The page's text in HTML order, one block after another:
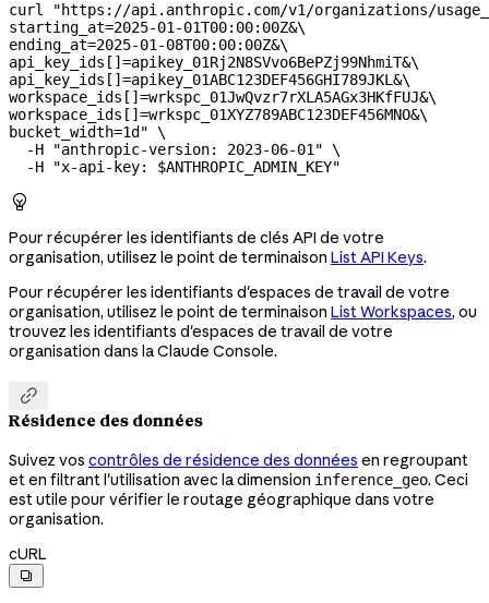
curl
"https://api.anthropic.com/v1/organizations/
starting_at=2025-01-01T00:00:00Z&\
ending_at=2025-01-08T00:00:00Z&\
api_key_ids[]=apikey_01Rj2N8SVvo6BePZj99NhmiT&\
api_key_ids[]=apikey_01ABC123DEF456GHI789JKL&\
workspace_ids[]=wrkspc_01JwQvzr7rXLA5AGx3HKfFUJ&\
workspace_ids[]=wrkspc_01XYZ789ABC123DEF456MNO&\
bucket_width=1d" \
  -H
"anthropic-version: 2023-06-01" \
  -H
"x-api-key: $ANTHROPIC_ADMIN_KEY"

Pour récupérer les identifiants de clés API de votre
organisation, utilisez le point de terminaison List API Keys.
Pour récupérer les identifiants d'espaces de travail de votre
organisation, utilisez le point de terminaison List Workspaces, ou
trouvez les identifiants d'espaces de travail de votre
organisation dans la Claude Console.

Résidence des données
Suivez vos contrôles de résidence des données en regroupant
et en filtrant l'utilisation avec la dimension inference_geo. Ceci
est utile pour vérifier le routage géographique dans votre
organisation.
cURL
